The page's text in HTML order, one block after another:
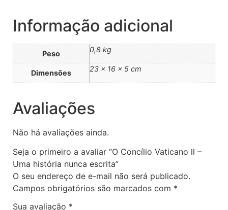
Informação adicional
Peso 0,8 kg
Dimensões 23 × 16 × 5 cm
Avaliações
Não há avaliações ainda.
Seja o primeiro a avaliar “O Concílio Vaticano ll –
Uma história nunca escrita”
O seu endereço de e-mail não será publicado.
Campos obrigatórios são marcados com *
Sua avaliação *